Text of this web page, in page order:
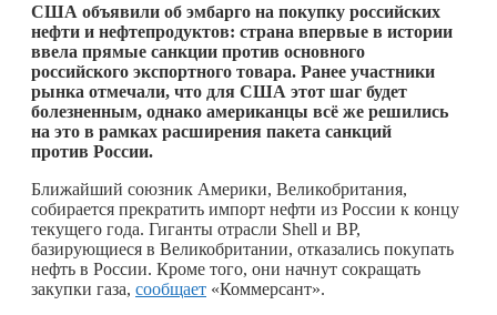
США объявили об эмбарго на покупку российских
нефти и нефтепродуктов: страна впервые в истории
ввела прямые санкции против основного
российского экспортного товара. Ранее участники
рынка отмечали, что для США этот шаг будет
болезненным, однако американцы всё же решились
на это в рамках расширения пакета санкций
против России.
Ближайший союзник Америки, Великобритания,
собирается прекратить импорт нефти из России к концу
текущего года. Гиганты отрасли Shell и BP,
базирующиеся в Великобритании, отказались покупать
нефть в России. Кроме того, они начнут сокращать
закупки газа, сообщает «Коммерсант».